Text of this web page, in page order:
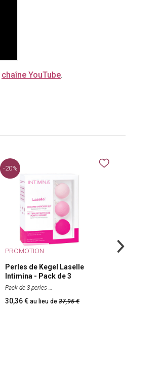
chaîne YouTube.
-20%
PROMOTION
Perles de Kegel Laselle
Intimina - Pack de 3
Pack de 3 perles
30,36 au lieu de 37,95